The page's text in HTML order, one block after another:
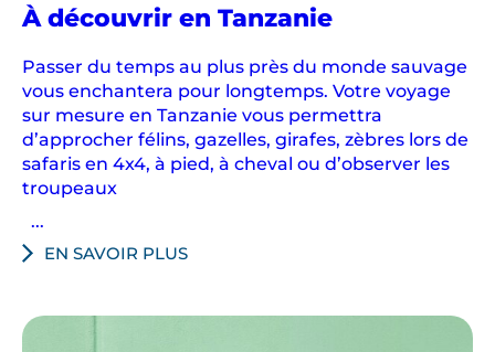
À découvrir en Tanzanie
Passer du temps au plus près du monde sauvage
vous enchantera pour longtemps. Votre voyage
sur mesure en Tanzanie vous permettra
d’approcher félins, gazelles, girafes, zèbres lors de
safaris en 4x4, à pied, à cheval ou d’observer les
troupeaux
...
EN SAVOIR PLUS